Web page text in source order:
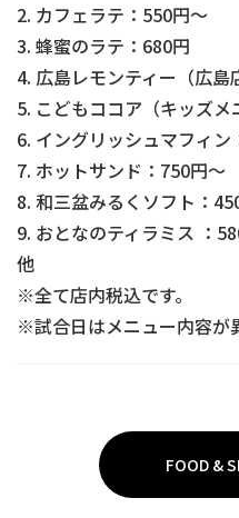
2. カフェラテ：550円〜
3. 蜂蜜のラテ：680円
4. 広島レモンティー（広島
5. こどもココア（キッズ
6. イングリッシュマフィン
7. ホットサンド：750円〜
8. 和三盆みるくソフト：
9. おとなのティラミス ：
他
※全て店内税込です。
※試合日はメニュー内容が
FOOD &